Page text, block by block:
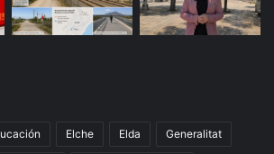
Elche Elda Generalitat